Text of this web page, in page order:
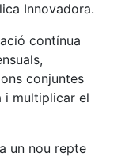
Innovadora.
contínua
conjuntes
i multiplicar el
un nou repte